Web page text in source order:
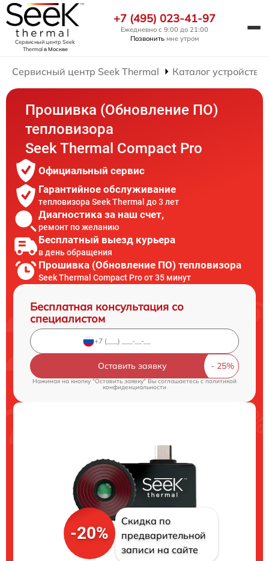
Сервисный центр Seek
Thermalв Москве
+7 (495) 023-41-97
Ежедневно с 9:00 до 21:00
Позвонить мне утром
Сервисный центр Seek Thermal Каталог устройств
Прошивка (Обновление ПО)
тепловизора
Seek Thermal Compact Pro
Официальный сервис
Гарантийное обслуживание
тепловизора Seek Thermal до 3 лет
Диагностика за наш счет,
ремонт по желанию
Бесплатный выезд курьера
в день обращения
Прошивка (Обновление ПО) тепловизора
Seek Thermal Compact Pro от 35 минут
Бесплатная консультация со
специалистом
Оставить заявку
Нажимая на кнопку "Оставить заявку" Вы соглашаетесь cполитикой
конфиденциальности
-20%
Скидка по
предварительной
записи на сайте